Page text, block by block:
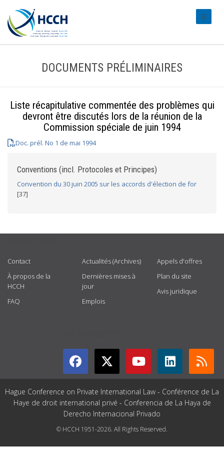
DOCUMENTS PRÉLIMINAIRES
Liste récapitulative commentée des problèmes qui
devront être discutés lors de la réunion de la
Commission spéciale de juin 1994
Doc. prél. No 1 de mai 1994
Conventions (incl. Protocoles et Principes)
Convention du 30 juin 2005 sur les accords d'élection de for
[37]
Contact
À propos de la
HCCH
FAQ
Actualités (Archives)
Dernières mises à
jour
Emplois
Appels d'offres
Plan du site
Avis juridique
Hague Conference on Private International Law - Conférence de La
Haye de droit international privé - Conferencia de La Haya de
Derecho Internacional Privado
© HCCH 1951-2026. All Rights Reserved.